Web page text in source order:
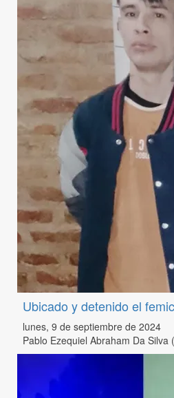
Ubicado y detenido el
lunes, 9 de septiembre de 2024
Pablo Ezequiel Abraham Da